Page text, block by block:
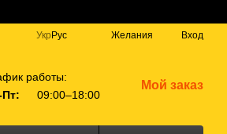
Укр Рус Желания Вход
работы:
Пт:
09:00–18:00
Мой заказ